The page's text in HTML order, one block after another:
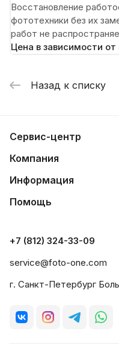
Восстановление
фототехники без их
работ не
Цена в зависимости
Назад к списку
Сервис-центр
Компания
Информация
Помощь
+7 (812) 324-33-09
service@foto-one.com
г. Санкт-Петербург